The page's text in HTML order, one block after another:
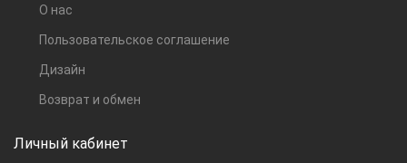
О нас
Пользовательское соглашение
Дизайн
Возврат и обмен
Личный кабинет